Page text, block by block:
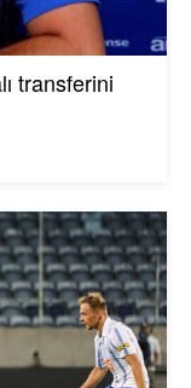
transferini